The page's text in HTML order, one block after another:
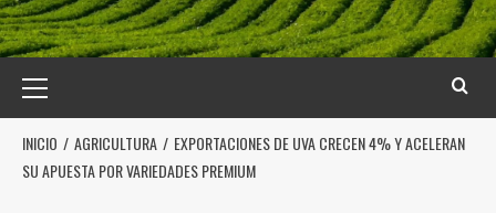
INICIO AGRICULTURA
EXPORTACIONES DE UVA CRECEN 4% Y ACELERAN
SU APUESTA POR VARIEDADES PREMIUM